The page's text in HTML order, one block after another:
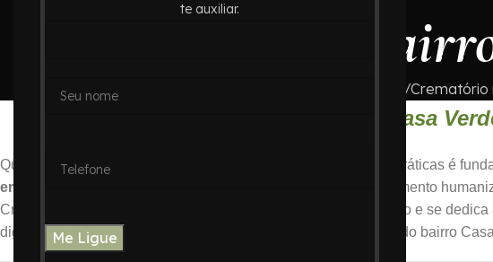
te auxiliar.
Crematório no
Crematório
Crematório no Bairro Casa
Quando a dor da perda se instala, encontrar apoio e soluções práticas é
em São Paulo
que ofereça atendimento
Crematório
compreende a delicadeza desse momento e se
dignidade e acolhimento, estando sempre ao lado das famílias do bairro